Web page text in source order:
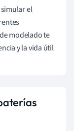
el
modelado te
y la vida útil